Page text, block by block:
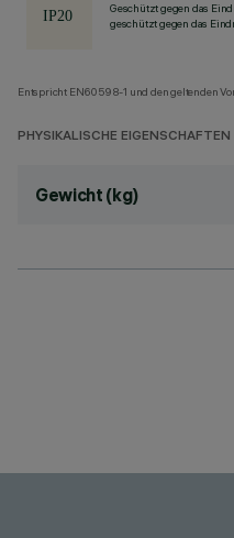
Geschützt gegen das
geschützt gegen das
Entspricht EN60598-1 und den geltenden
PHYSIKALISCHE EIGENSCHAFTEN
Gewicht (kg)